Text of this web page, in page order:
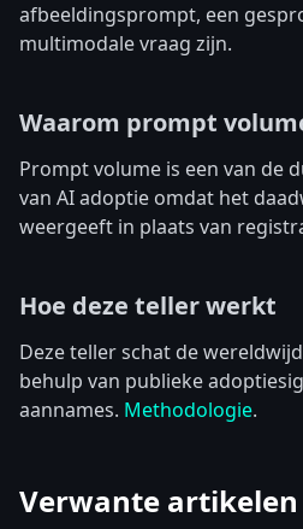
afbeeldingsprompt, een
multimodale vraag zijn.
Waarom prompt
Prompt volume is een van de
van AI adoptie omdat het
weergeeft in plaats van
Hoe deze teller werkt
Deze teller schat de
behulp van publieke
aannames. Methodologie.
Verwante artikelen